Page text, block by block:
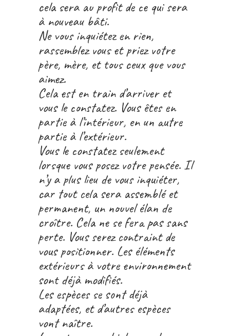
cela sera au profit de ce qui sera
à nouveau bâti.
Ne vous inquiétez en rien,
rassemblez vous et priez votre
père, mère, et tous ceux que vous
aimez.
Cela est en train d’arriver et
vous le constatez. Vous êtes en
partie à l’intérieur, en un autre
partie à l’extérieur.
Vous le constatez seulement
lorsque vous posez votre pensée. Il
n’y a plus lieu de vous inquiéter,
car tout cela sera assemblé et
permanent, un nouvel élan de
croître. Cela ne se fera pas sans
perte. Vous serez contraint de
vous positionner. Les éléments
extérieurs à votre environnement
sont déjà modifiés.
Les espèces se sont déjà
adaptées, et d’autres espèces
vont naître.